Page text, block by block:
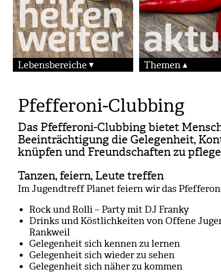
Lebensbereiche Themen
Pfefferoni-Clubbing
Das Pfef­fe­roni-Club­bing bie­tet
Beein­träch­ti­gung die Gele­gen­heit,
knüp­fen und Freund­schaf­ten zu
Tanzen, feiern, Leute treffen
Im Jugend­treff Pla­net fei­ern wir das
Rock und Rolli – Party mit DJ Franky
Drinks und Köst­lich­kei­ten von Offene
Rank­weil
Gele­gen­heit sich ken­nen zu ler­nen
Gele­gen­heit sich wie­der zu sehen
Gele­gen­heit sich näher zu kom­men